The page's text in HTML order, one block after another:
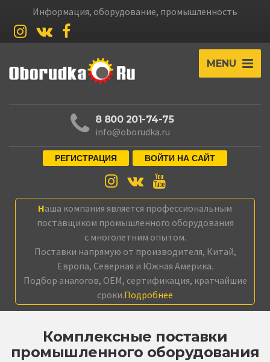
Информация, оборудование, промышленность
MENU
8 800 201-74-75
info@oborudka.ru
РЕГИСТРАЦИЯ ВОЙТИ НА САЙТ
Наша компания является профессиональным
поставщиком промышленного оборудования
с многолетним опытом.
Поставки напрямую от производителя, Китай,
Европа, Северная и Южная Америка.
Подбор аналогов, OEM, сертификация, кратчайшие
сроки.Подробнее
Комплексные поставки
промышленного оборудования